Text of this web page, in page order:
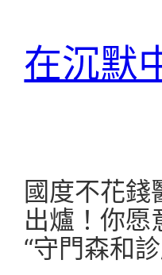
在沉默
國度不花錢
出爐！你愿
“守門森和